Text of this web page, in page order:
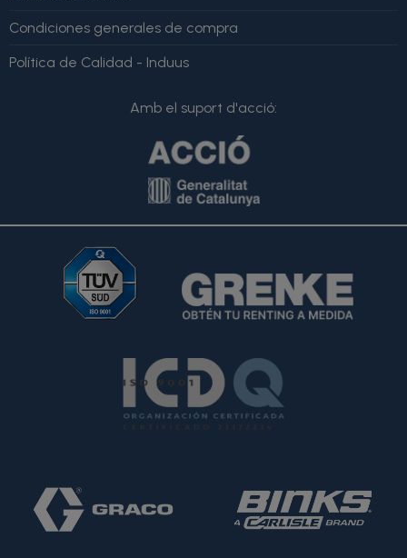
Condiciones generales de compra
Política de Calidad - Induus
Amb el suport d'acció: